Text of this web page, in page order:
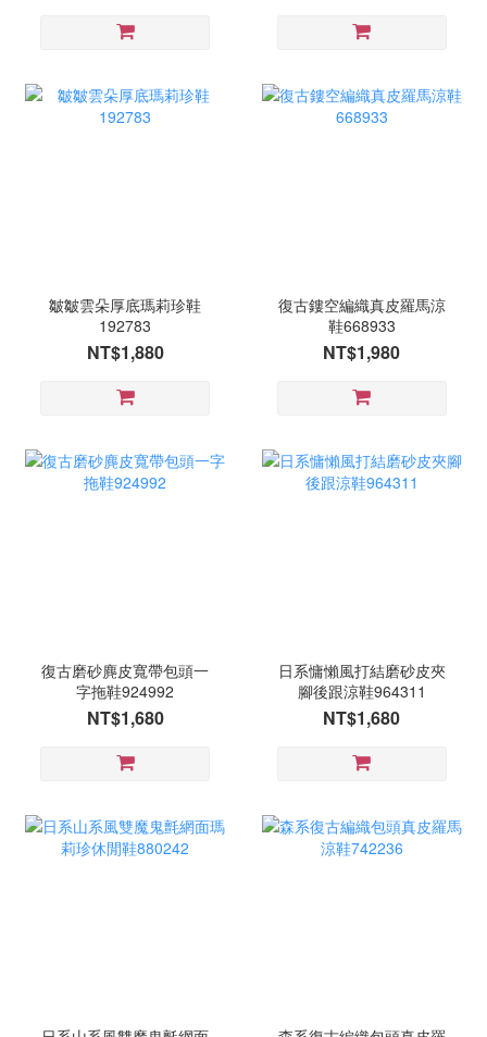
皺皺雲朵厚底瑪莉珍鞋
192783
NT$1,880
復古鏤空編織真皮羅馬涼
鞋668933
NT$1,980
復古磨砂麂皮寬帶包頭一
字拖鞋924992
NT$1,680
日系慵懶風打結磨砂皮夾
腳後跟涼鞋964311
NT$1,680